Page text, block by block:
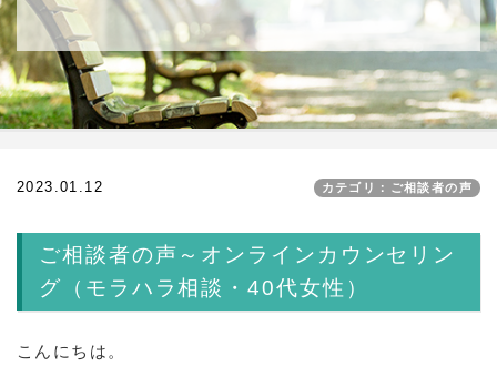
2023.01.12 カテゴリ：ご相談者の声
ご相談者の声～オンラインカウンセリン
グ（モラハラ相談・40代女性）
こんにちは。